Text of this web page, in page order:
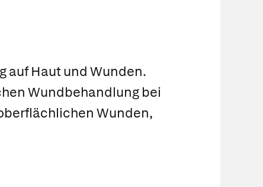
auf Haut und Wunden.
Wundbehandlung bei
Wunden,